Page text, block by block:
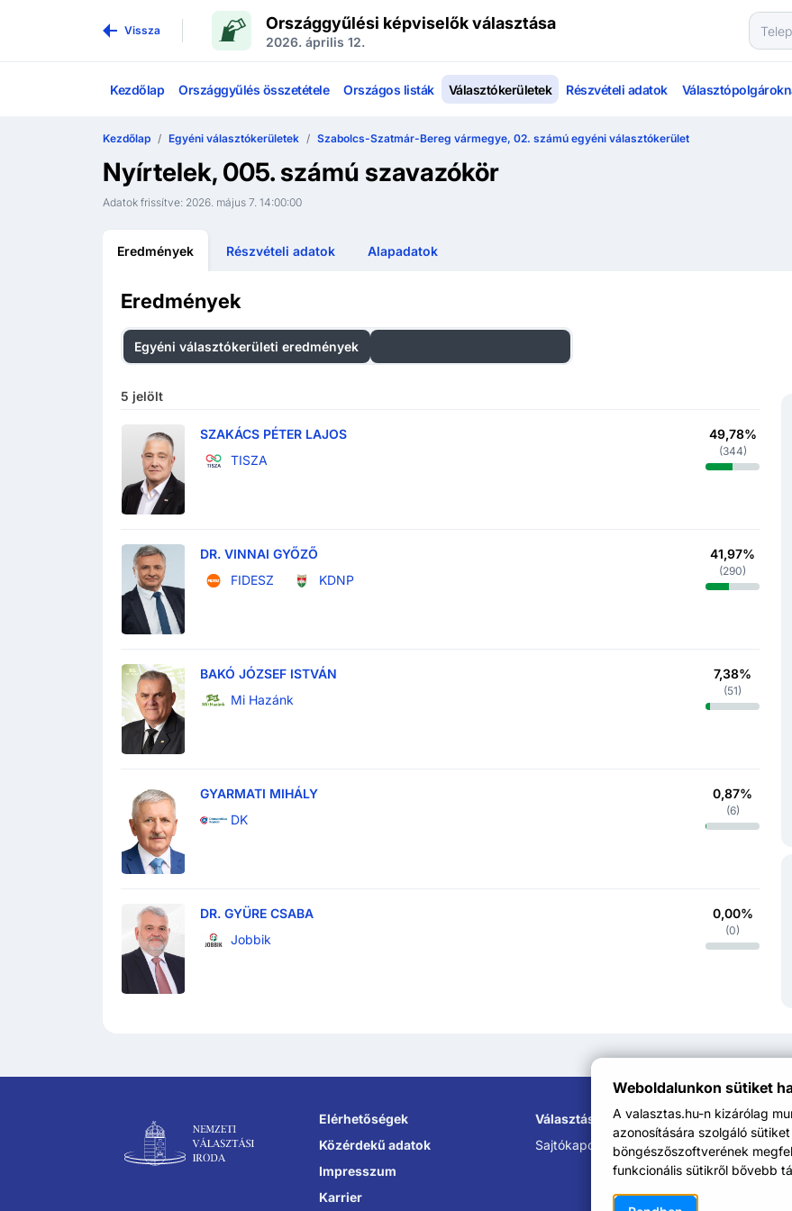
Weboldalunkon sütiket
A valasztas.hu-n kizárólag
azonosítására szolgáló
böngészőszoftverének
funkcionális sütikről bővebb
Vissza Országgyűlési képviselők választása
2026. április 12.
Kezdőlap Országgyűlés összetétele Országos listák Választókerületek Részvételi adatok
Kezdőlap Egyéni választókerületek Szabolcs-Szatmár-Bereg vármegye, 02. számú egyéni választókerület
Nyírtelek, 005. számú szavazókör
Adatok frissítve: 2026. május 7. 14:00:00
Eredmények Részvételi adatok Alapadatok
Eredmények
Egyéni választókerületi eredmények
5 jelölt
SZAKÁCS PÉTER LAJOS
TISZA
49,78%
(344)
DR. VINNAI GYŐZŐ
FIDESZ
KDNP
41,97%
(290)
BAKÓ JÓZSEF ISTVÁN
Mi Hazánk
7,38%
(51)
GYARMATI MIHÁLY
DK
0,87%
(6)
DR. GYÜRE CSABA
Jobbik
0,00%
(0)
Lábléc navigáció
Elérhetőségek
Közérdekű adatok
Impresszum
Karrier
Választási Információs Szolgálatok
Sajtókapcsolat:
sajto@nvi.hu